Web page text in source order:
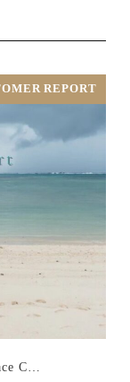
REPORT
C…